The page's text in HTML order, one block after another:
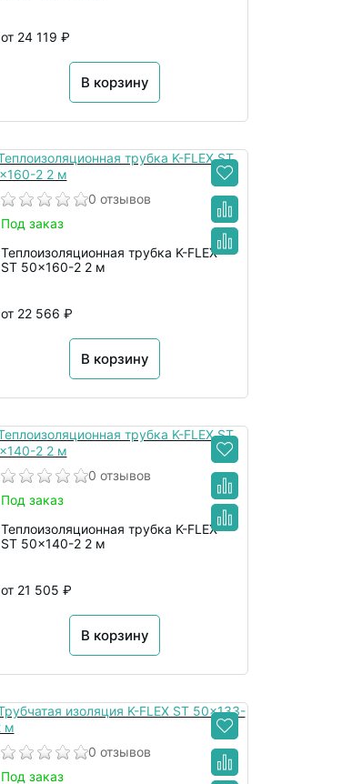
от 24 119 ₽
В корзину
0 отзывов
Под заказ
Теплоизоляционная трубка K-FLEX
ST 50x160-2 2 м
от 22 566 ₽
В корзину
0 отзывов
Под заказ
Теплоизоляционная трубка K-FLEX
ST 50x140-2 2 м
от 21 505 ₽
В корзину
0 отзывов
Под заказ